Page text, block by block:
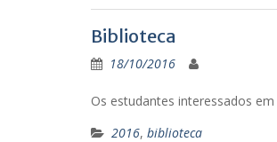
Biblioteca
18/10/2016
Os estudantes interessados
2016, biblioteca